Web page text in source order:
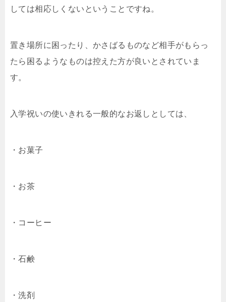
しては相応しくないということですね。
置き場所に困ったり、かさばるものなど相手がもらっ
たら困るようなものは控えた方が良いとされていま
す。
入学祝いの使いきれる一般的なお返しとしては、
・お菓子
・お茶
・コーヒー
・石鹸
・洗剤